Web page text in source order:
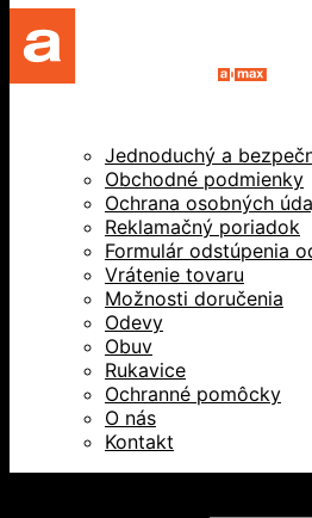
Jednoduchý a
Obchodné podmienky
Ochrana osobných
Reklamačný poriadok
Formulár odstúpenia
Vrátenie tovaru
Možnosti doručenia
Odevy
Obuv
Rukavice
Ochranné pomôcky
O nás
Kontakt